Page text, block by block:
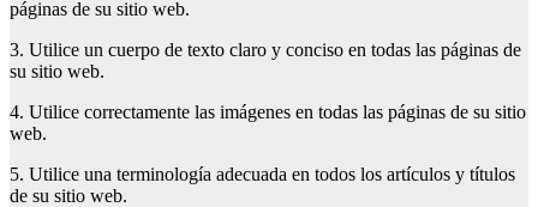
páginas de su sitio web.
3. Utilice un cuerpo de texto claro y conciso en todas las páginas de
su sitio web.
4. Utilice correctamente las imágenes en todas las páginas de su sitio
web.
5. Utilice una terminología adecuada en todos los artículos y títulos
de su sitio web.